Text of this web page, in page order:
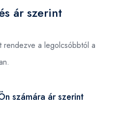
ár szerint
rendezve a legolcsóbbtól a
számára ár szerint